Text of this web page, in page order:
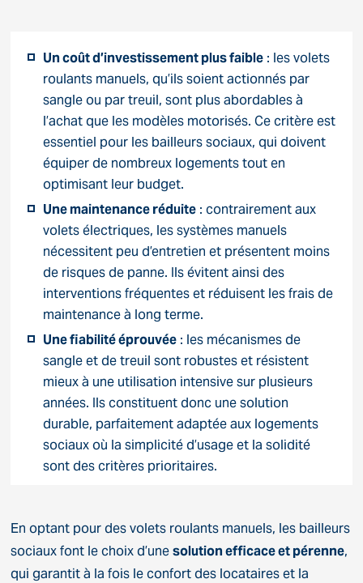
Un coût d’investissement plus faible : les volets
roulants manuels, qu’ils soient actionnés par
sangle ou par treuil, sont plus abordables à
l’achat que les modèles motorisés. Ce critère est
essentiel pour les bailleurs sociaux, qui doivent
équiper de nombreux logements tout en
optimisant leur budget.
Une maintenance réduite : contrairement aux
volets électriques, les systèmes manuels
nécessitent peu d’entretien et présentent moins
de risques de panne. Ils évitent ainsi des
interventions fréquentes et réduisent les frais de
maintenance à long terme.
Une fiabilité éprouvée : les mécanismes de
sangle et de treuil sont robustes et résistent
mieux à une utilisation intensive sur plusieurs
années. Ils constituent donc une solution
durable, parfaitement adaptée aux logements
sociaux où la simplicité d’usage et la solidité
sont des critères prioritaires.
En optant pour des volets roulants manuels, les bailleurs
sociaux font le choix d’unesolution efficace et pérenne,
qui garantit à la fois le confort des locataires et la